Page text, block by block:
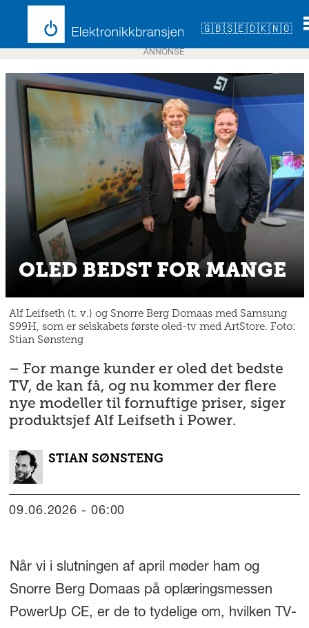
🇬🇧🇸🇪🇩🇰🇳🇴
ANNONSE
OLED BEDST FOR MANGE
Alf Leifseth (t. v.) og Snorre Berg Domaas med Samsung
S99H, som er selskabets første oled-tv med ArtStore. Foto:
Stian Sønsteng
– For mange kunder er oled det bedste
TV, de kan få, og nu kommer der flere
nye modeller til fornuftige priser, siger
produktsjef Alf Leifseth i Power.
STIAN SØNSTENG
09.06.2026 - 06:00
Når vi i slutningen af april møder ham og
Snorre Berg Domaas på oplæringsmessen
PowerUp CE, er de to tydelige om, hvilken TV-